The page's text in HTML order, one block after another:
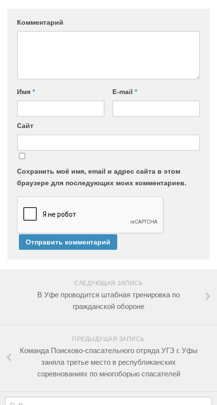
Комментарий
Имя * E-mail *
Сайт
Сохранить моё имя, email и адрес сайта в этом
браузере для последующих моих комментариев.
СЛЕДУЮЩАЯ ЗАПИСЬ
В Уфе проводится штабная тренировка по
гражданской обороне
ПРЕДЫДУЩАЯ ЗАПИСЬ
Команда Поисково-спасательного отряда УГЗ г. Уфы
заняла третье место в республиканских
соревнованиях по многоборью спасателей